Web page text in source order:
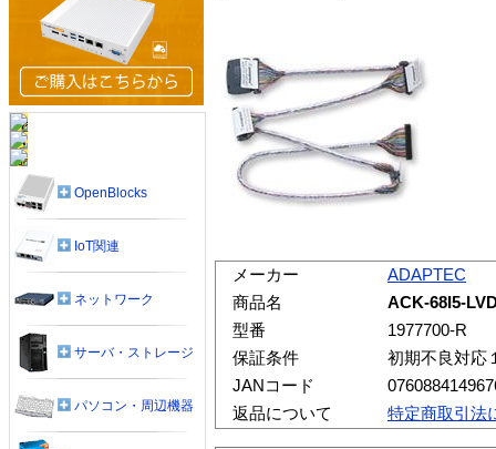
メーカー
ADAPTEC
商品名
ACK-68I5-
型番
1977700-R
保証条件
初期不良対応
JANコード
返品について
特定商取引法
OpenBlocks
IoT関連
ネットワーク
サーバ・ストレージ
パソコン・周辺機器